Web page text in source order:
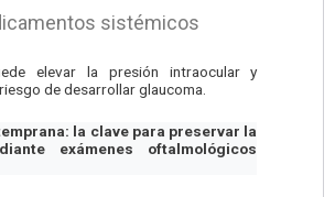
sistémicos
elevar la presión intraocular y
de desarrollar glaucoma.
la clave para preservar la
exámenes oftalmológicos